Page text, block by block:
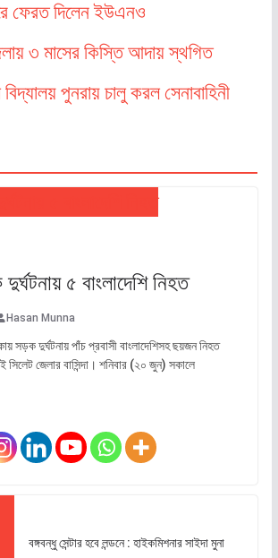
ফেরত দিলেন ইউএনও
৩ মাসের কিস্তি আদায় স্থগিত
পুনরায় চালু করল সেনাবাহিনী
৫ বাংলাদেশি নিহত
Hasan Munna
সড়ক দুর্ঘটনায় পাঁচ প্রবাসী বাংলাদেশিসহ ছয়জন নিহত
সিলেট জেলার বাসিন্দা। শনিবার (২০ জুন) সকালে
বঙ্গবন্ধু সেন্টার হবে লন্ডনে : হাইকমিশনার সাইদা মুনা